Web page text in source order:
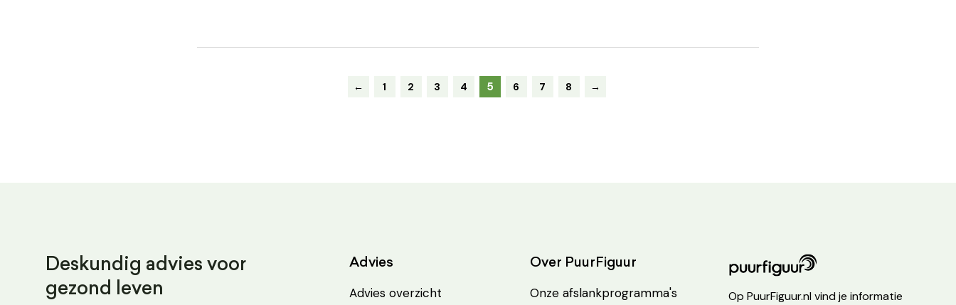
← 1 2 3 4 5 6 7 8 →
Deskundig advies voor
gezond leven
Advies
Advies overzicht
Over PuurFiguur
Onze afslankprogramma's
Op PuurFiguur.nl vind je informatie